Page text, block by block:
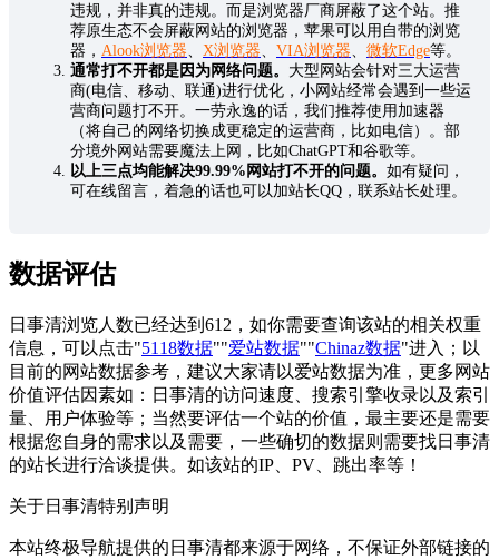
违规，并非真的违规。而是浏览器厂商屏蔽了这个站。推
荐原生态不会屏蔽网站的浏览器，苹果可以用自带的浏览
器， Alook浏览器、 X浏览器、 VIA浏览器、 微软Edge等。
通常打不开都是因为网络问题。 大型网站会针对三大运营
商(电信、移动、联通)进行优化，小网站经常会遇到一些运
营商问题打不开。一劳永逸的话，我们推荐使用加速器
（将自己的网络切换成更稳定的运营商，比如电信）。部
分境外网站需要魔法上网，比如ChatGPT和谷歌等。
以上三点均能解决99.99%网站打不开的问题。 如有疑问，
可在线留言，着急的话也可以加站长QQ，联系站长处理。
数据评估
日事清浏览人数已经达到612，如你需要查询该站的相关权重
信息，可以点击"5118数据""爱站数据""Chinaz数据"进入；以
目前的网站数据参考，建议大家请以爱站数据为准，更多网站
价值评估因素如：日事清的访问速度、搜索引擎收录以及索引
量、用户体验等；当然要评估一个站的价值，最主要还是需要
根据您自身的需求以及需要，一些确切的数据则需要找日事清
的站长进行洽谈提供。如该站的IP、PV、跳出率等！
关于日事清特别声明
本站终极导航提供的日事清都来源于网络，不保证外部链接的